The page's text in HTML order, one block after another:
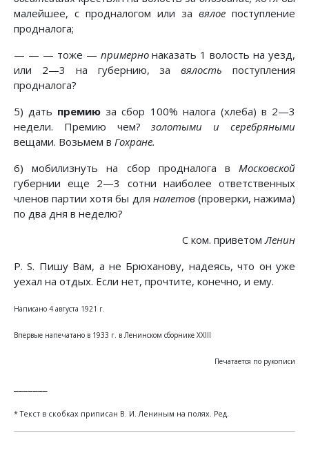
малейшее, с продналогом или за вялое поступление
продналога;
— — — тоже — примернонаказать 1 волость на уезд,
или 2—3 на губернию, завялость поступления
продналога?
5) дать премию за сбор 100% налога (хлеба) в 2—3
недели. Премию чем?золотыми и серебряными
вещами. Возьмем в Гохране.
6) мобилизнуть на сбор продналога в Московской
губернии еще 2—3 сотни наиболее ответственных
членов партии хотя бы для налетов(проверки, нажима)
по два дня в неделю?
С ком. приветом Ленин
P. S. Пишу Вам, а не Брюханову, надеясь, что он уже
уехал на отдых. Если нет, прочтите, конечно, и ему.
Написано 4 августа 1921 г.
Впервые напечатано в 1933 г. в Ленинском сборнике ХХIII
Печатается по рукописи
* Текст в скобках приписан В. И. Лениным на полях. Ред.